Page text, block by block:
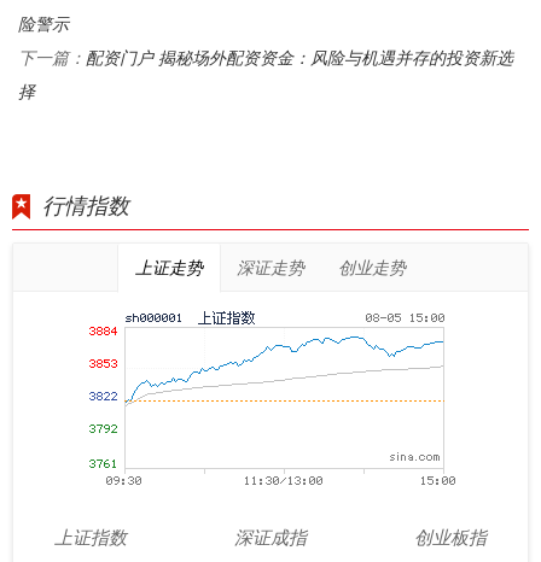
险警示
下一篇： 配资门户 揭秘场外配资资金：风险与机遇并存的投资新选
择
行情指数
上证走势 深证走势 创业走势
上证指数
深证成指
创业板指